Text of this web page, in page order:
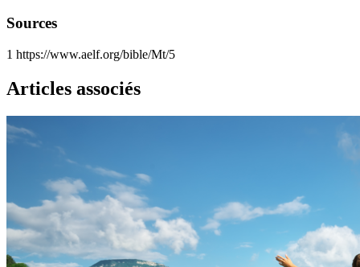
Sources
1 https://www.aelf.org/bible/Mt/5
Articles associés